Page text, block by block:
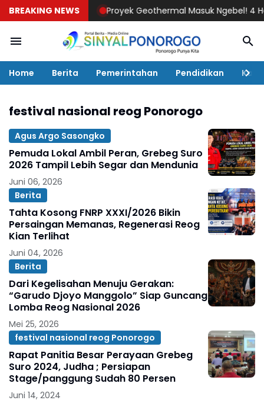
BREAKING NEWS Proyek Geothermal Masuk Ngebel! 4
Home Berita Pemerintahan Pendidikan
festival nasional reog Ponorogo
Agus Argo Sasongko
Pemuda Lokal Ambil Peran, Grebeg Suro
2026 Tampil Lebih Segar dan Mendunia
Juni 06, 2026
Berita
Tahta Kosong FNRP XXXI/2026 Bikin
Persaingan Memanas, Regenerasi Reog
Kian Terlihat
Juni 04, 2026
Berita
Dari Kegelisahan Menuju Gerakan:
“Garudo Djoyo Manggolo” Siap Guncang
Lomba Reog Nasional 2026
Mei 25, 2026
festival nasional reog Ponorogo
Rapat Panitia Besar Perayaan Grebeg
Suro 2024, Judha ; Persiapan
Stage/panggung Sudah 80 Persen
Juni 14, 2024